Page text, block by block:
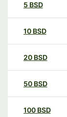
5 BSD
10 BSD
20 BSD
50 BSD
100 BSD